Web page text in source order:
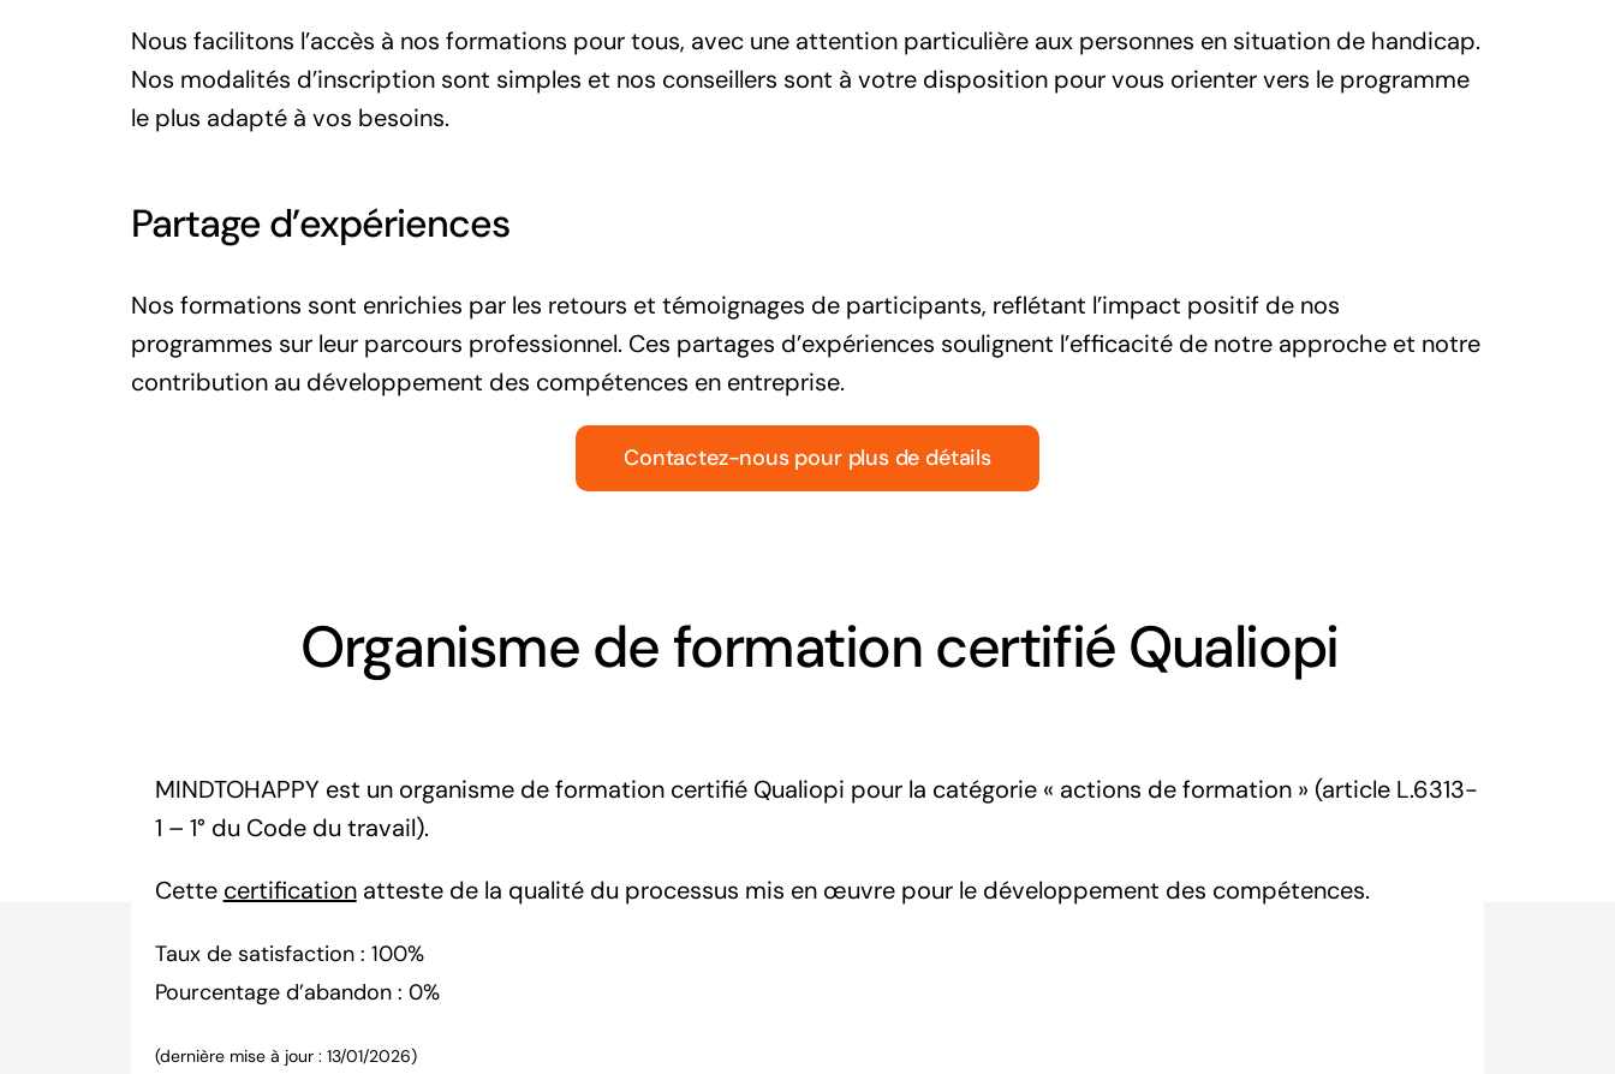
Nous facilitons l’accès à nos formations pour tous, avec une attention particulière aux personnes en situation de handicap.
Nos modalités d’inscription sont simples et nos conseillers sont à votre disposition pour vous orienter vers le programme
le plus adapté à vos besoins.
Partage d’expériences
Nos formations sont enrichies par les retours et témoignages de participants, reflétant l’impact positif de nos
programmes sur leur parcours professionnel. Ces partages d’expériences soulignent l’efficacité de notre approche et notre
contribution au développement des compétences en entreprise.
Contactez-nous pour plus de détails
Organisme de formation certifié Qualiopi
MINDTOHAPPY est un organisme de formation certifié Qualiopi pour la catégorie « actions de formation » (article L.6313-
1 – 1° du Code du travail).
Cette certificationatteste de la qualité du processus mis en œuvre pour le développement des compétences.
Taux de satisfaction : 100%
Pourcentage d’abandon : 0%
(dernière mise à jour : 13/01/2026)